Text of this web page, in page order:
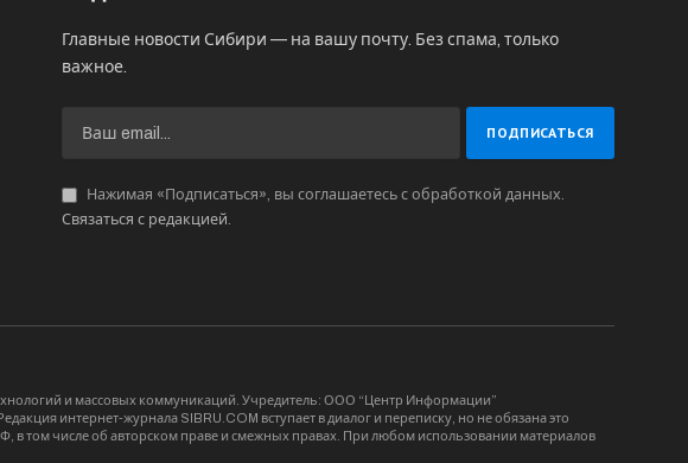
Главные новости Сибири — на вашу почту. Без спама, только
важное.
Нажимая «Подписаться», вы соглашаетесь с обработкой данных.
Связаться с редакцией.
и массовых коммуникаций. Учредитель: ООО “Центр Информации”
интернет-журнала SIBRU.COM вступает в диалог и переписку, но не обязана это
в том числе об авторском праве и смежных правах. При любом использовании материалов